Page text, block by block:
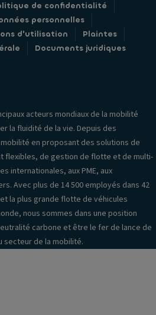
de confidentialité
personnelles
d'utilisation
Plaintes
Documents juridiques
acteurs mondiaux de la mobilité
la fluidité de la vie. Depuis des
en proposant des solutions de
flexibles, de gestion de flotte et de multi-
internationales, aux PME, aux
Avec plus de 14 500 employés dans 42
la plus grande flotte de véhicules
nous sommes dans une position
carbone et être le fer de lance de
secteur de la mobilité.